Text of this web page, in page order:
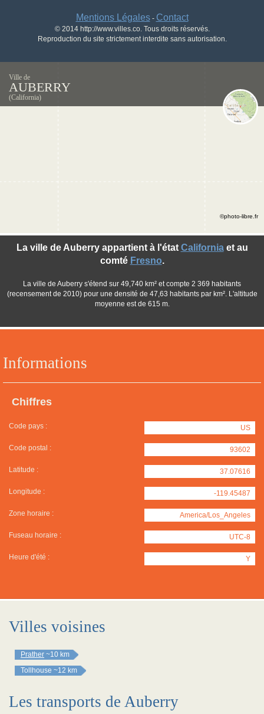
Mentions Légales- Contact
© 2014 http://www.villes.co. Tous droits réservés.
Reproduction du site strictement interdite sans autorisation.
Ville de
AUBERRY
(California)
Informations
Chiffres
Code pays : US
Code postal : 93602
Latitude : 37.07616
Longitude : -119.45487
Zone horaire : America/Los_Angeles
Fuseau horaire : UTC-8
Heure d'été : Y
La ville de Auberry appartient à l'état Californiaet au
comté Fresno.
La ville de Auberry s'étend sur 49,740 km² et compte 2 369 habitants
(recensement de 2010) pour une densité de 47,63 habitants par km². L'altitude
moyenne est de 615 m.
©photo-libre.fr
Villes voisines
Prather ~10 km
Tollhouse ~12 km
Les transports de Auberry